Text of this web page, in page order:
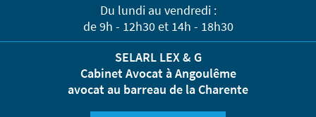
Du lundi au vendredi :
de 9h - 12h30 et 14h - 18h30
SELARL LEX & G
Cabinet Avocat à Angoulême
avocat au barreau de la Charente